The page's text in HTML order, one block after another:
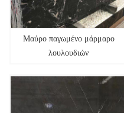
Μαύρο παγωμένο μάρμαρο
λουλουδιών